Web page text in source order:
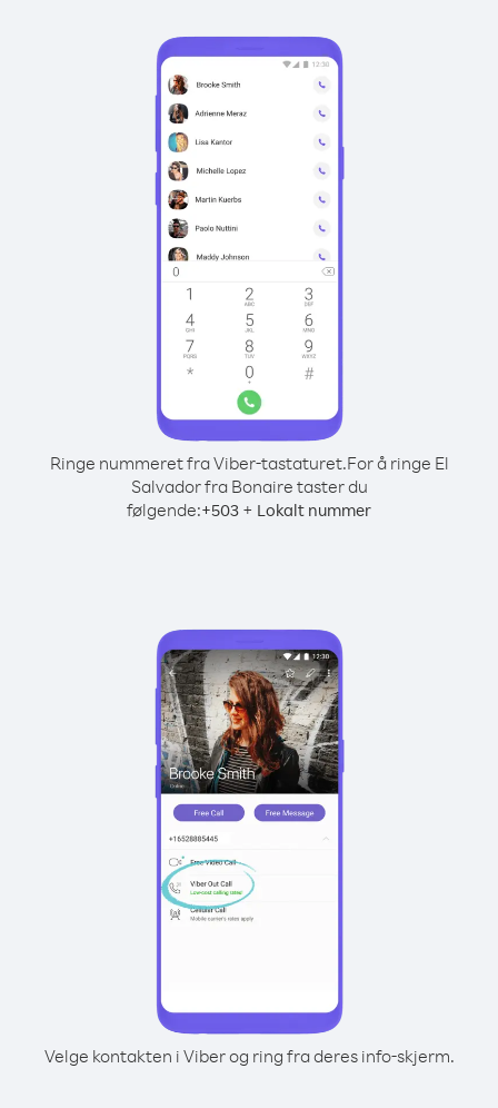
Ringe nummeret fra Viber-tastaturet.For å ringe El
Salvador fra Bonaire taster du
følgende:+503 + Lokalt nummer
Velge kontakten i Viber og ring fra deres info-skjerm.